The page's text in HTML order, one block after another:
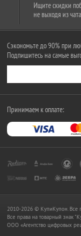
Ищите скидки
не выходя из
Сэкономьте до 90% при
Подпишитесь на самые
Принимаем к оплате:
2010-2026 © КупиКупон. Все
Все права на товарный знак
OOO «Агентство цифровых